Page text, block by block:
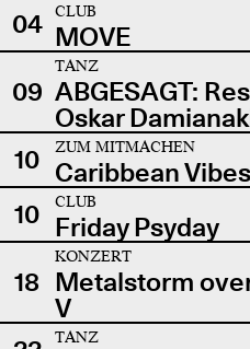
04
CLUB
MOVE
09
TANZ
ABGESAGT:
Oskar
10
ZUM MITMACHEN
Caribbean Vibes
10
CLUB
Friday Psyday
18
KONZERT
Metalstorm
V
TANZ